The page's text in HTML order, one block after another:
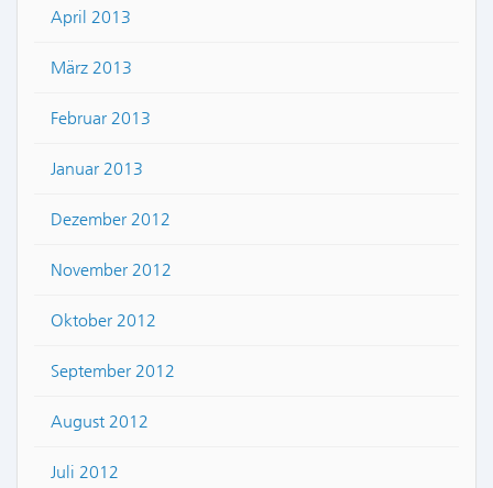
April 2013
März 2013
Februar 2013
Januar 2013
Dezember 2012
November 2012
Oktober 2012
September 2012
August 2012
Juli 2012